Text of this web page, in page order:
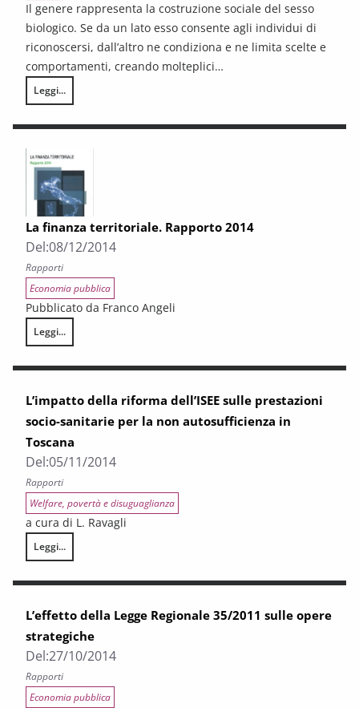
Il genere rappresenta la costruzione sociale del sesso
biologico. Se da un lato esso consente agli individui di
riconoscersi, dall’altro ne condiziona e ne limita scelte e
comportamenti, creando molteplici…
Leggi...
La condizione economica e lavorativa delle donne. Rapporto 2014
La finanza territoriale. Rapporto 2014
Del:08/12/2014
Rapporti
Economia pubblica
Pubblicato da Franco Angeli
Leggi...
La finanza territoriale. Rapporto 2014
L’impatto della riforma dell’ISEE sulle prestazioni
socio-sanitarie per la non autosufficienza in
Toscana
Del:05/11/2014
Rapporti
Welfare, povertà e disuguaglianza
a cura di L. Ravagli
Leggi...
L’impatto della riforma dell’ISEE sulle prestazioni socio-sanitarie per
L’effetto della Legge Regionale 35/2011 sulle opere
strategiche
Del:27/10/2014
Rapporti
Economia pubblica